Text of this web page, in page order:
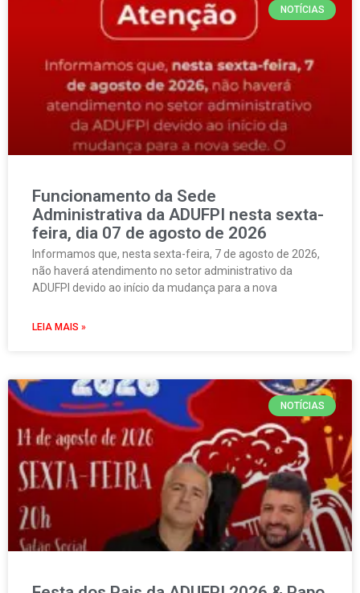
NOTÍCIAS
Funcionamento da Sede
Administrativa da ADUFPI nesta sexta-
feira, dia 07 de agosto de 2026
Informamos que, nesta sexta-feira, 7 de agosto de 2026,
não haverá atendimento no setor administrativo da
ADUFPI devido ao início da mudança para a nova
LEIA MAIS »
NOTÍCIAS